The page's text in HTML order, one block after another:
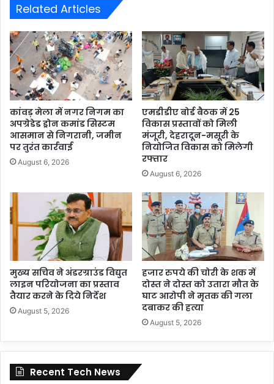
Related Articles
कांवड़ मेला में नगर निगम का
अपग्रेडेड ड्रोन कमांड सिस्टम
आसमान से निगरानी, जमीन
पर तुरंत कार्रवाई
August 6, 2026
एमडीडीए बोर्ड बैठक में 25
विकास प्रस्तावों को मिली
मंजूरी, देहरादून-मसूरी के
नियोजित विकास को मिलेगी
रफ्तार
August 6, 2026
मुख्य सचिव ने अंडरग्राउंड विद्युत
लाइन परियोजना का प्रस्ताव
तैयार करने के दिये निर्देश
August 5, 2026
हजार रुपये की चोरी के शक में
दोस्त ने दोस्त को उतारा मौत के
घाट आरोपी ने मृतक की गला
दबाकर की हत्या
August 5, 2026
Recent Tech News